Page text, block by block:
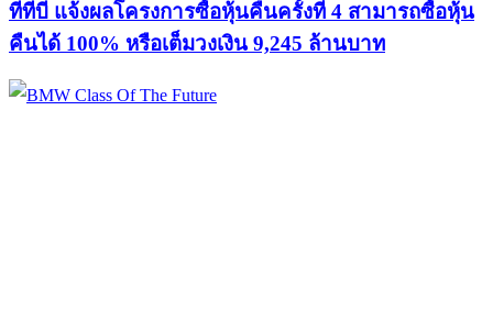
ทีทีบี แจ้งผลโครงการซื้อหุ้นคืนครั้งที่ 4 สามารถซื้อหุ้น
คืนได้ 100% หรือเต็มวงเงิน 9,245 ล้านบาท